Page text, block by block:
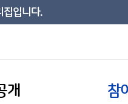
집입니다.
개 참